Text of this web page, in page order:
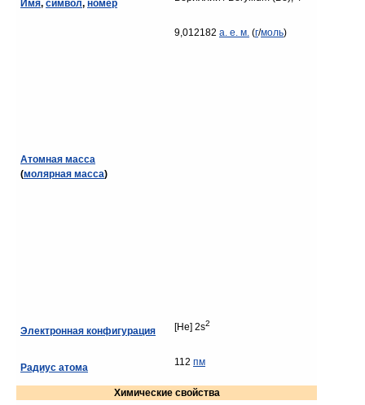
Имя, символ, номер
Атомная масса
(молярная масса)
9,012182 а. е. м. (г/моль)
Электронная конфигурация [He] 2s2
Радиус атома 112 пм
Химические свойства